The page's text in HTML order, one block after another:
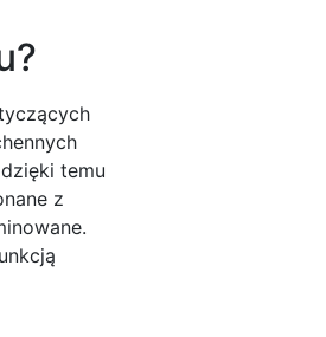
temu
z